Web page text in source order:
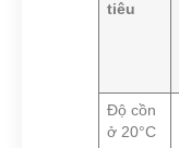
tiêu
Độ cồn
ở 20°C